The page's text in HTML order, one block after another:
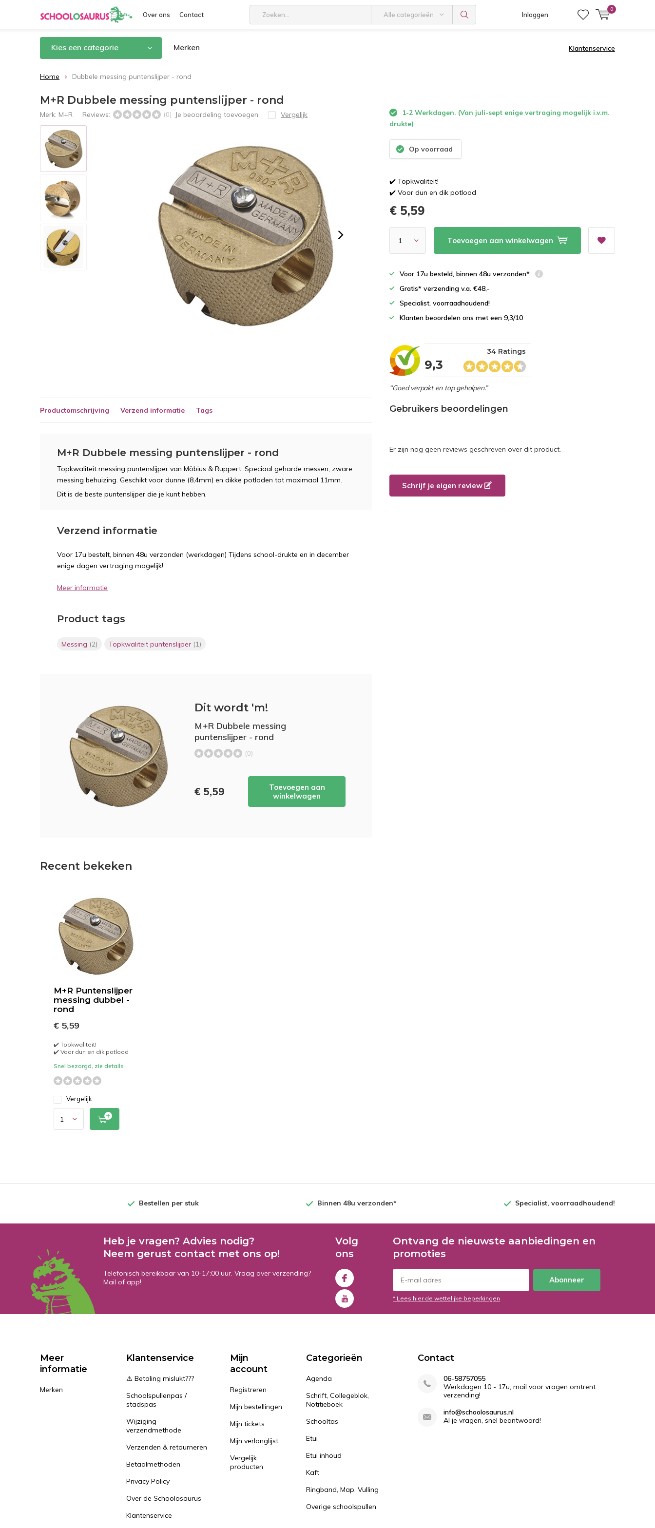
Over ons Contact Alle categorieën Inloggen
0
Kies een categorie Merken Klantenservice
Home Dubbele messing puntenslijper - rond
M+R Dubbele messing puntenslijper - rond
Merk: M+R Reviews: (0) Je beoordeling toevoegen Vergelijk
1-2 Werkdagen. (Van juli-sept enige vertraging mogelijk i.v.m.
drukte)
Op voorraad
✔️ Topkwaliteit!
✔️ Voor dun en dik potlood
€ 5,59
Toevoegen aan winkelwagen
Voor 17u besteld, binnen 48u verzonden*
Gratis* verzending v.a. €48,-
Specialist, voorraadhoudend!
Klanten beoordelen ons met een 9,3/10
9,3
34 Ratings
“Goed verpakt en top geholpen.”
Productomschrijving Verzend informatie Tags
M+R Dubbele messing puntenslijper - rond
Topkwaliteit messing puntenslijper van Möbius & Ruppert. Speciaal geharde messen, zware
messing behuizing. Geschikt voor dunne (8,4mm) en dikke potloden tot maximaal 11mm.
Dit is de beste puntenslijper die je kunt hebben.
Verzend informatie
Voor 17u bestelt, binnen 48u verzonden (werkdagen) Tijdens school-drukte en in december
enige dagen vertraging mogelijk!
Meer informatie
Product tags
Messing (2) Topkwaliteit puntenslijper (1)
Dit wordt 'm!
M+R Dubbele messing
puntenslijper - rond
(0)
€ 5,59
Toevoegen aan
winkelwagen
Gebruikers beoordelingen
Er zijn nog geen reviews geschreven over dit product.
Schrijf je eigen review
Recent bekeken
M+R Puntenslijper
messing dubbel -
rond
€ 5,59
✔️ Topkwaliteit!
✔️ Voor dun en dik potlood
Snel bezorgd, zie details
Vergelijk
Bestellen per stuk Binnen 48u verzonden* Specialist, voorraadhoudend!
Heb je vragen? Advies nodig?
Neem gerust contact met ons op!
Telefonisch bereikbaar van 10-17:00 uur. Vraag over verzending?
Mail of app!
Volg
ons
Ontvang de nieuwste aanbiedingen en
promoties
Abonneer
* Lees hier de wettelijke beperkingen
Meer
informatie
Merken
Klantenservice
⚠️ Betaling mislukt???
Schoolspullenpas /
stadspas
Wijziging
verzendmethode
Verzenden & retourneren
Betaalmethoden
Privacy Policy
Over de Schoolosaurus
Klantenservice
Mijn
account
Registreren
Mijn bestellingen
Mijn tickets
Mijn verlanglijst
Vergelijk
producten
Categorieën
Agenda
Schrift, Collegeblok,
Notitieboek
Schooltas
Etui
Etui inhoud
Kaft
Ringband, Map, Vulling
Overige schoolspullen
Contact
06-58757055
Werkdagen 10 - 17u, mail voor vragen omtrent
verzending!
info@schoolosaurus.nl
Al je vragen, snel beantwoord!